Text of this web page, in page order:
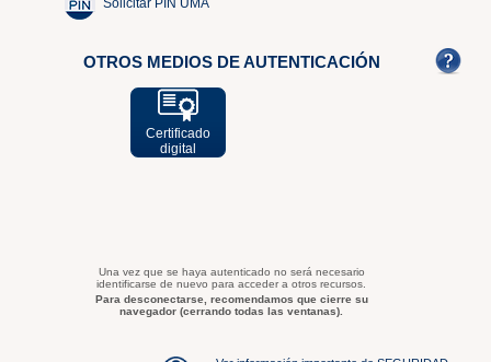
Solicitar PIN UMA
OTROS MEDIOS DE AUTENTICACIÓN
Certificado
digital
Una vez que se haya autenticado no será necesario
identificarse de nuevo para acceder a otros recursos.
Para desconectarse, recomendamos que cierre su
navegador (cerrando todas las ventanas).